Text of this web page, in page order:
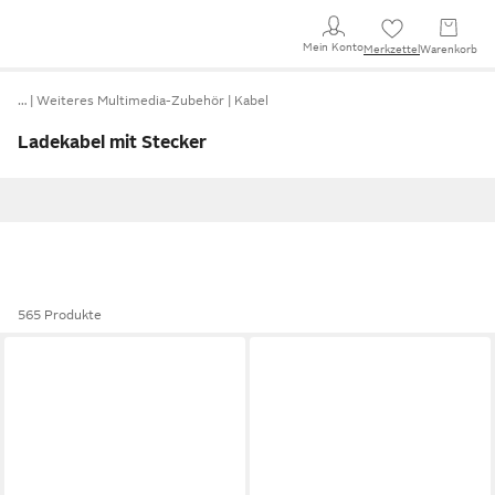
Mein KontoMerkzettel Warenkorb
… Weiteres Multimedia-Zubehör Kabel
Ladekabel mit Stecker
565 Produkte